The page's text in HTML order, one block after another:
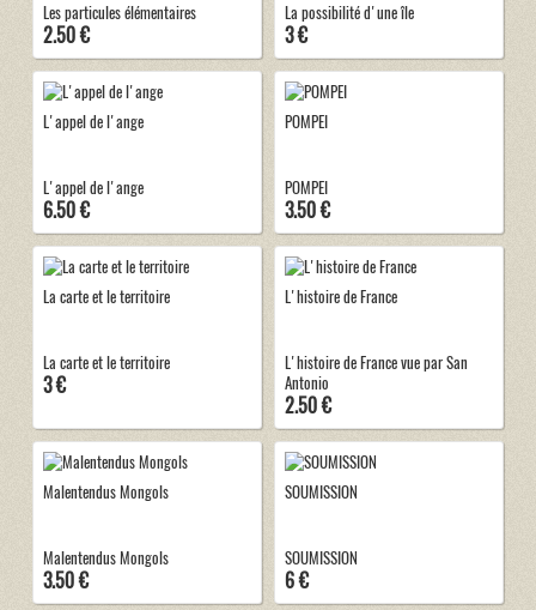
Les particules élémentaires
2.50 €
La possibilité d'une île
3 €
L'appel de l'ange
L'appel de l'ange
6.50 €
POMPEI
POMPEI
3.50 €
La carte et le territoire
La carte et le territoire
3 €
L'histoire de France
L'histoire de France vue par San
Antonio
2.50 €
Malentendus Mongols
Malentendus Mongols
3.50 €
SOUMISSION
SOUMISSION
6 €